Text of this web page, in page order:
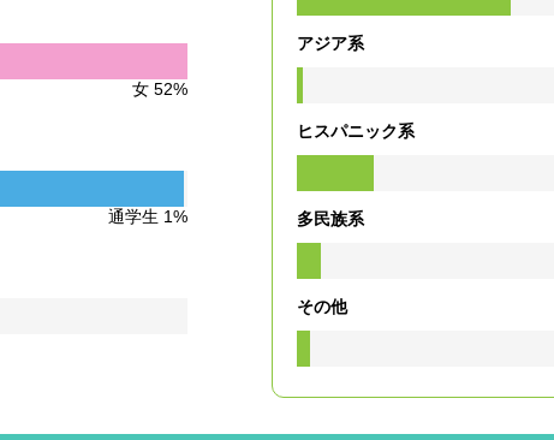
女 52%
通学生 1%
アジア系
ヒスパニック系
多民族系
その他